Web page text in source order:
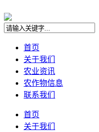
首页
关于我们
农业资讯
农作物信息
联系我们
首页
关于我们